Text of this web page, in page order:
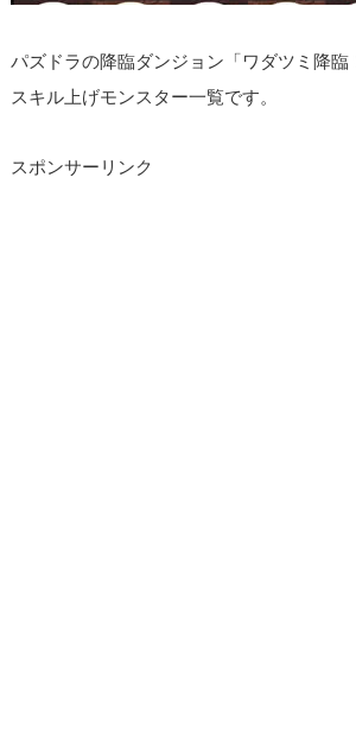
パズドラの降臨ダンジョン「ワダツミ降臨
スキル上げモンスター一覧です。
スポンサーリンク